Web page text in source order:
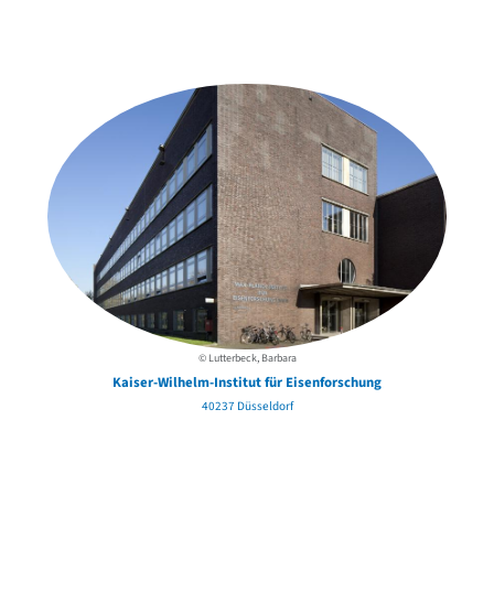
© Lutterbeck, Barbara
Kaiser-Wilhelm-Institut für Eisenforschung
40237 Düsseldorf